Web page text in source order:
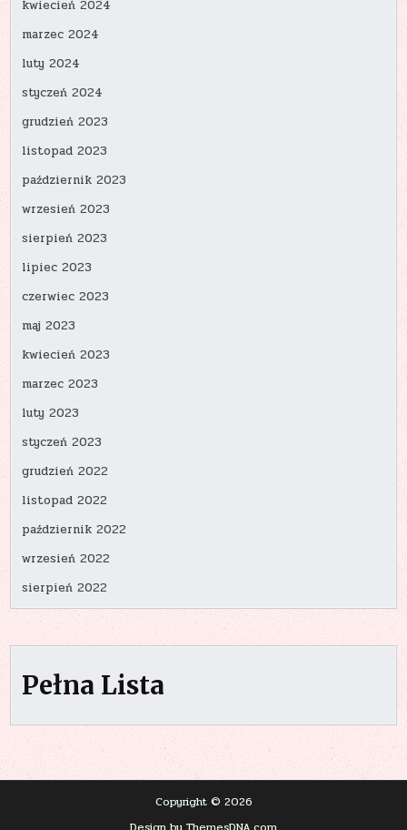
kwiecień 2024
marzec 2024
luty 2024
styczeń 2024
grudzień 2023
listopad 2023
październik 2023
wrzesień 2023
sierpień 2023
lipiec 2023
czerwiec 2023
maj 2023
kwiecień 2023
marzec 2023
luty 2023
styczeń 2023
grudzień 2022
listopad 2022
październik 2022
wrzesień 2022
sierpień 2022
Pełna Lista
Copyright © 2026